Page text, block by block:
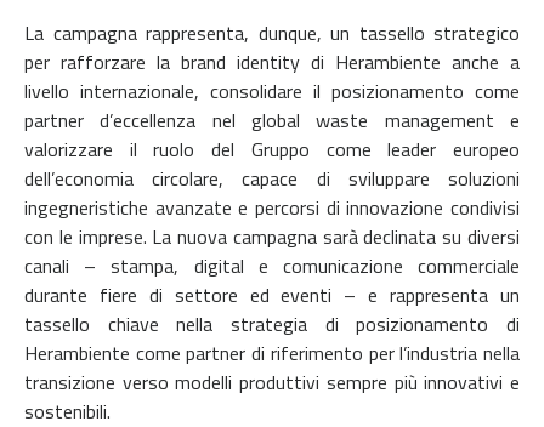
La campagna rappresenta, dunque, un tassello strategico
per rafforzare la brand identity di Herambiente anche a
livello internazionale, consolidare il posizionamento come
partner d’eccellenza nel global waste management e
valorizzare il ruolo del Gruppo come leader europeo
dell’economia circolare, capace di sviluppare soluzioni
ingegneristiche avanzate e percorsi di innovazione condivisi
con le imprese. La nuova campagna sarà declinata su diversi
canali – stampa, digital e comunicazione commerciale
durante fiere di settore ed eventi – e rappresenta un
tassello chiave nella strategia di posizionamento di
Herambiente come partner di riferimento per l’industria nella
transizione verso modelli produttivi sempre più innovativi e
sostenibili.